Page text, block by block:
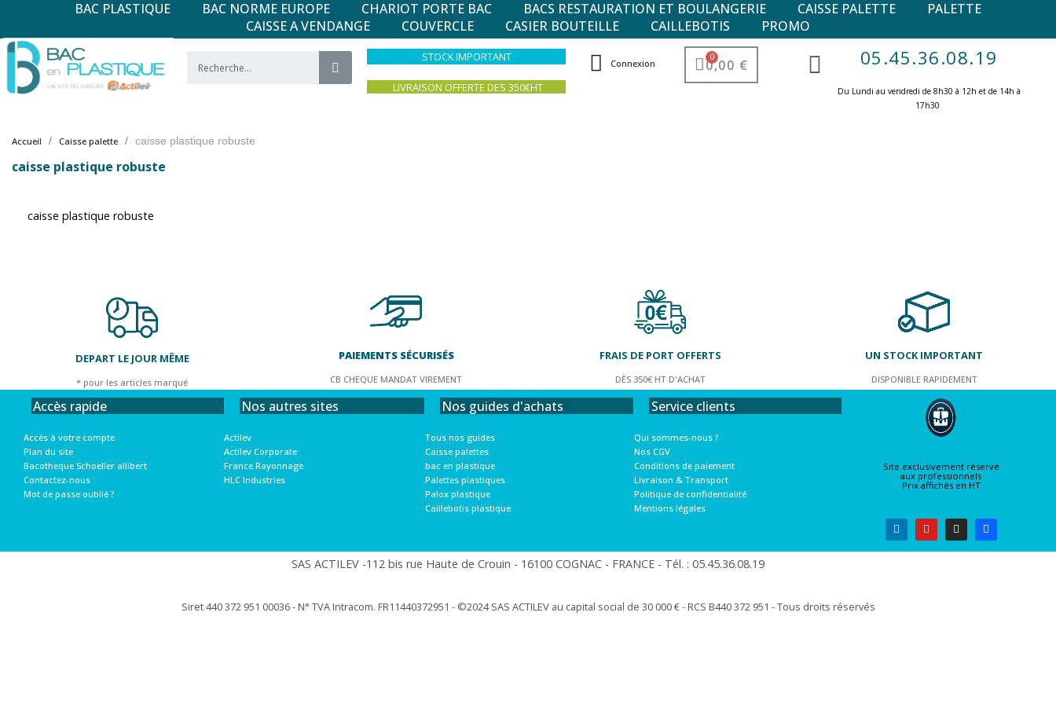
BAC PLASTIQUE BAC NORME EUROPE CHARIOT PORTE BAC BACS RESTAURATION ET BOULANGERIE CAISSE PALETTE
PALETTE
CAISSE A VENDANGE
COUVERCLE CASIER BOUTEILLE CAILLEBOTIS PROMO
STOCK IMPORTANT
LIVRAISON OFFERTE DES 350€HT
Connexion 0,00 € 05.45.36.08.19
Du Lundi au vendredi de 8h30 à 12h et de 14h à
17h30 ​
Accueil Caisse palette caisse plastique robuste
caisse plastique robuste
caisse plastique robuste
DEPART LE JOUR MÊME
* pour les articles marqué
PAIEMENTS SÉCURISÉS
CB CHEQUE MANDAT VIREMENT
FRAIS DE PORT OFFERTS
DÈS 350€ HT D'ACHAT
UN STOCK IMPORTANT
DISPONIBLE RAPIDEMENT
Accès rapide
Accès à votre compte
Plan du site
Bacotheque Schoeller allibert
Contactez-nous
Mot de passe oublié ?
Nos autres sites
Actilev
Actilev Corporate
France Rayonnage
HLC Industries
Nos guides d'achats
Tous nos guides
Caisse palettes
bac en plastique
Palettes plastiques
Palox plastique
Caillebotis plastique
Service clients
Qui sommes-nous ?
Nos CGV
Conditions de paiement
Livraison & Transport
Politique de confidentialité
Mentions légales
Site exclusivement réservé
aux professionnels
Prix affichés en HT
SAS ACTILEV -112 bis rue Haute de Crouin - 16100 COGNAC - FRANCE - Tél. : 05.45.36.08.19​
Siret 440 372 951 00036 - N° TVA Intracom. FR11440372951 - ©2024 SAS ACTILEV au capital social de 30 000 € - RCS B440 372 951 - Tous droits réservés​​